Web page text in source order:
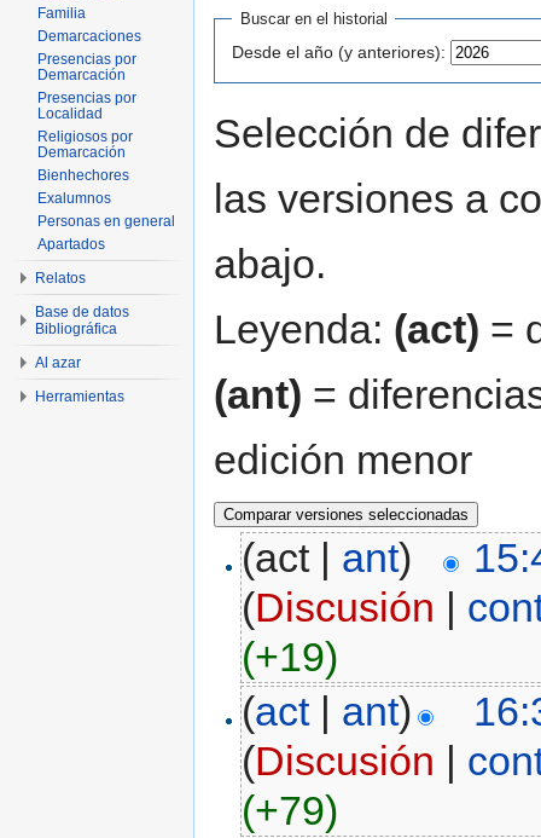
Buscar en el historial
Desde el año (y anteriores):
Selección de
las versiones a
abajo.
Leyenda: (act) =
(ant) =
edición menor
(act | ant)
(Discusión |
(+19)
(act| ant)
(Discusión |
(+79)
Familia
Demarcaciones
Presencias por
Demarcación
Presencias por
Localidad
Religiosos por
Demarcación
Bienhechores
Exalumnos
Personas en general
Apartados
Relatos
Base de datos
Bibliográfica
Al azar
Herramientas